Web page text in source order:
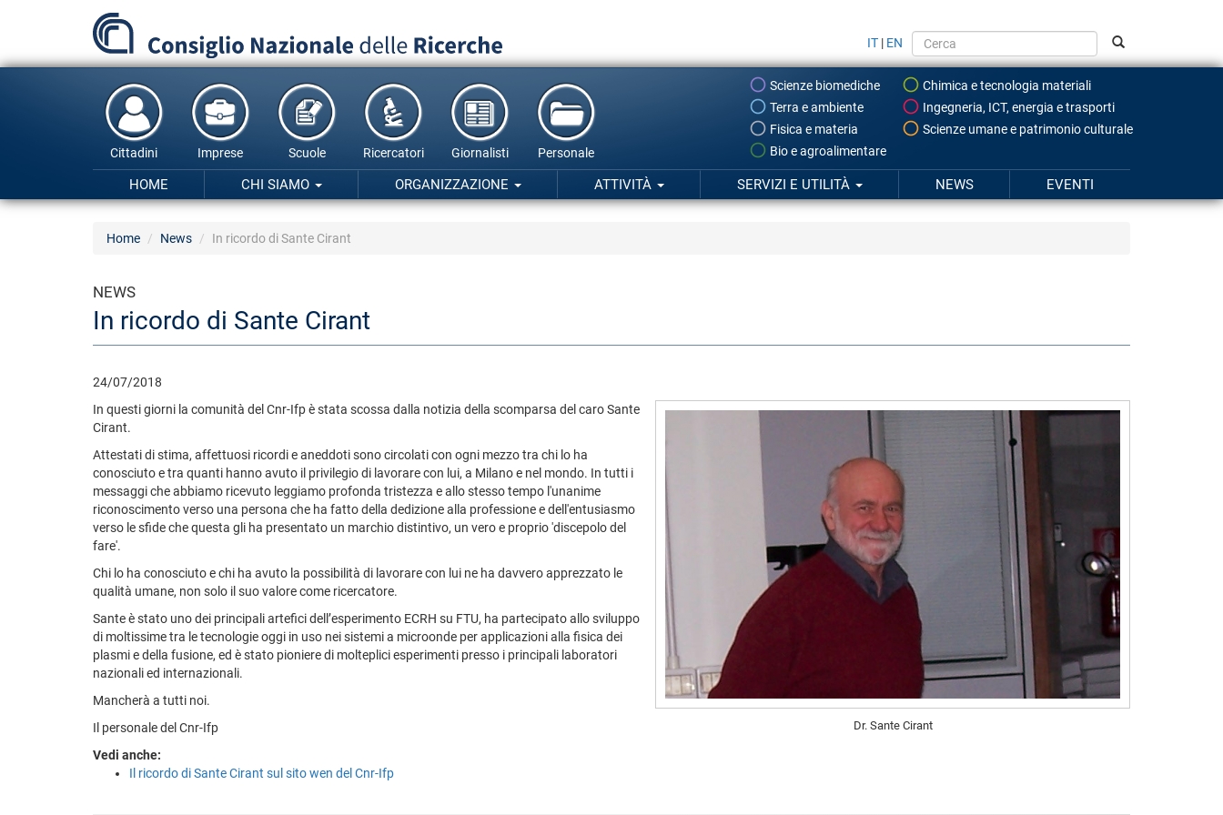
principale
IT | EN
Scienze biomediche
Chimica e tecnologia materiali
Terra e ambiente
Ingegneria, ICT, energia e trasporti
Fisica e materia
Scienze umane e patrimonio culturale
Bio e agroalimentare
Cittadini Imprese Scuole Ricercatori Giornalisti Personale
HOME CHI SIAMO ORGANIZZAZIONE ATTIVITÀ SERVIZI E UTILITÀ NEWS EVENTI
Home News In ricordo di Sante Cirant
NEWS
In ricordo di Sante Cirant
24/07/2018
Dr. Sante Cirant
In questi giorni la comunità del Cnr-Ifp è stata scossa dalla notizia della scomparsa del caro Sante
Cirant.
Attestati di stima, affettuosi ricordi e aneddoti sono circolati con ogni mezzo tra chi lo ha
conosciuto e tra quanti hanno avuto il privilegio di lavorare con lui, a Milano e nel mondo. In tutti i
messaggi che abbiamo ricevuto leggiamo profonda tristezza e allo stesso tempo l'unanime
riconoscimento verso una persona che ha fatto della dedizione alla professione e dell'entusiasmo
verso le sfide che questa gli ha presentato un marchio distintivo, un vero e proprio 'discepolo del
fare'.
Chi lo ha conosciuto e chi ha avuto la possibilità di lavorare con lui ne ha davvero apprezzato le
qualità umane, non solo il suo valore come ricercatore.
Sante è stato uno dei principali artefici dell’esperimento ECRH su FTU, ha partecipato allo sviluppo
di moltissime tra le tecnologie oggi in uso nei sistemi a microonde per applicazioni alla fisica dei
plasmi e della fusione, ed è stato pioniere di molteplici esperimenti presso i principali laboratori
nazionali ed internazionali.
Mancherà a tutti noi.
Il personale del Cnr-Ifp
Vedi anche:
Il ricordo di Sante Cirant sul sito wen del Cnr-Ifp